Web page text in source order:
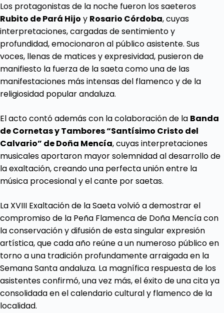
Los protagonistas de la noche fueron los saeteros
Rubito de Pará Hijo y Rosario Córdoba, cuyas
interpretaciones, cargadas de sentimiento y
profundidad, emocionaron al público asistente. Sus
voces, llenas de matices y expresividad, pusieron de
manifiesto la fuerza de la saeta como una de las
manifestaciones más intensas del flamenco y de la
religiosidad popular andaluza.
El acto contó además con la colaboración de la Banda
de Cornetas y Tambores “Santísimo Cristo del
Calvario” de Doña Mencía, cuyas interpretaciones
musicales aportaron mayor solemnidad al desarrollo de
la exaltación, creando una perfecta unión entre la
música procesional y el cante por saetas.
La XVIII Exaltación de la Saeta volvió a demostrar el
compromiso de la Peña Flamenca de Doña Mencía con
la conservación y difusión de esta singular expresión
artística, que cada año reúne a un numeroso público en
torno a una tradición profundamente arraigada en la
Semana Santa andaluza. La magnífica respuesta de los
asistentes confirmó, una vez más, el éxito de una cita ya
consolidada en el calendario cultural y flamenco de la
localidad.